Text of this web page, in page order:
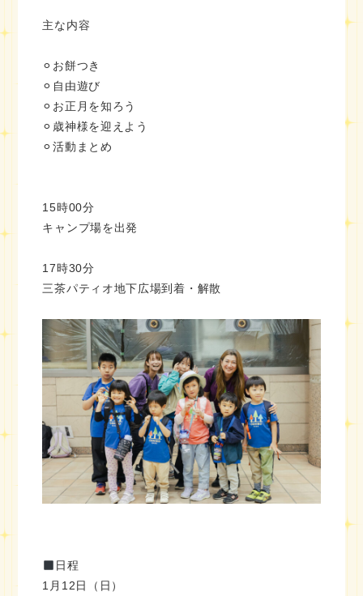
主な内容
⚪︎お餅つき
⚪︎自由遊び
⚪︎お正月を知ろう
⚪︎歳神様を迎えよう
⚪︎活動まとめ
15時00分
キャンプ場を出発
17時30分
三茶パティオ地下広場到着・解散
日程
1月12日（日）